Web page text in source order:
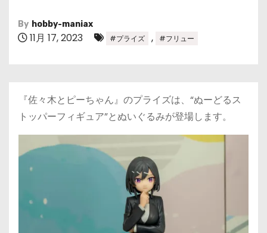
By hobby-maniax
11月 17, 2023 #プライズ , #フリュー
『佐々木とピーちゃん』のプライズは、“ぬーどるス
トッパーフィギュア”とぬいぐるみが登場します。